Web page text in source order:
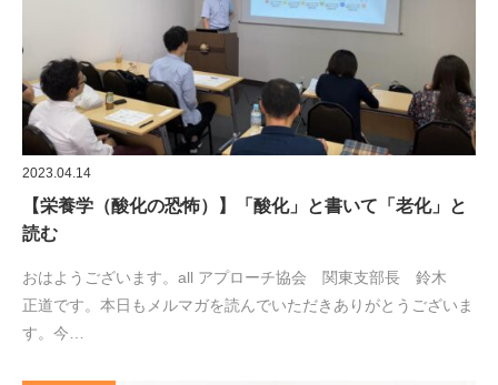
2023.04.14
【栄養学（酸化の恐怖）】「酸化」と書いて「老化」と
読む
おはようございます。all アプローチ協会 関東支部長 鈴木
正道です。本日もメルマガを読んでいただきありがとうございま
す。今…